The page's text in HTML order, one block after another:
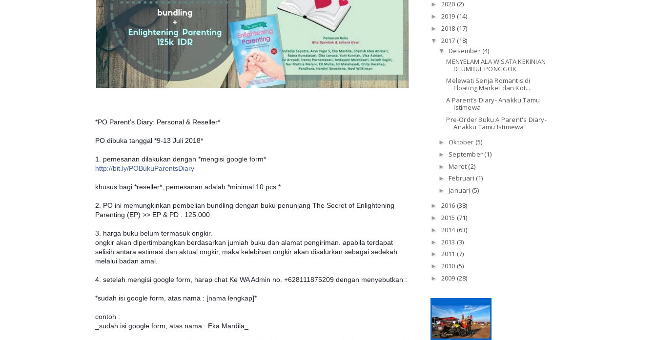
*PO Parent’s Diary: Personal & Reseller*
PO dibuka tanggal *9-13 Juli 2018*
1. pemesanan dilakukan dengan *mengisi google form*
http://bit.ly/POBukuParentsDiary
khusus bagi *reseller*, pemesanan adalah *minimal 10 pcs.*
2. PO ini memungkinkan pembelian bundling dengan buku penunjang The Secret of Enlightening
Parenting (EP) >> EP & PD : 125.000
3. harga buku belum termasuk ongkir.
ongkir akan dipertimbangkan berdasarkan jumlah buku dan alamat pengiriman. apabila terdapat
selisih antara estimasi dan aktual ongkir, maka kelebihan ongkir akan disalurkan sebagai sedekah
melalui badan amal.
4. setelah mengisi google form, harap chat Ke WA Admin no. +628111875209 dengan menyebutkan :
*sudah isi google form, atas nama : [nama lengkap]*
contoh :
_sudah isi google form, atas nama : Eka Mardila_
► 2020 (2)
► 2019 (14)
► 2018 (17)
▼ 2017 (18)
▼Desember (4)
MENYELAM ALA WISATA KEKINIAN
DI UMBUL PONGGOK
Melewati Senja Romantis di
Floating Market dan Kot...
A Parent’s Diary- Anakku Tamu
Istimewa
Pre-Order Buku A Parent's Diary-
Anakku Tamu Istimewa
► Oktober (5)
► September (1)
►Maret (2)
►Februari (1)
►Januari (5)
► 2016 (38)
► 2015 (71)
► 2014 (63)
► 2013 (3)
► 2011 (7)
► 2010 (5)
► 2009 (28)